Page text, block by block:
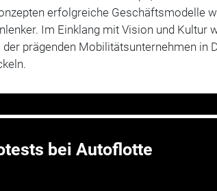
erfolgreiche Geschäftsmodelle
Im Einklang mit Vision und Kultur
der prägenden Mobilitätsunternehmen in
bei Autoflotte